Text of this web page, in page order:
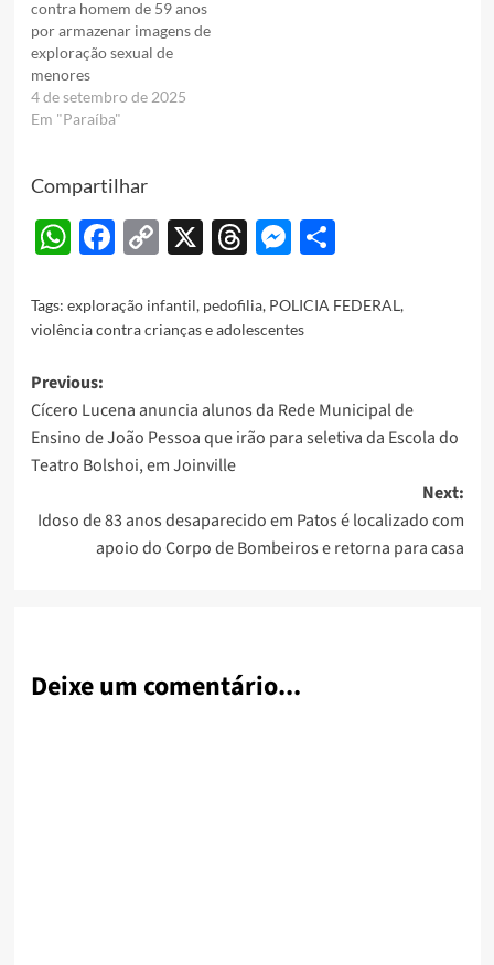
contra homem de 59 anos
por armazenar imagens de
exploração sexual de
menores
4 de setembro de 2025
Em "Paraíba"
Compartilhar
WhatsApp
Facebook
Copy
X Threads
Messenger
Share
Tags: exploração infantil, pedofilia, POLICIA FEDERAL,
violência contra crianças e adolescentes
Post
navigation
Previous:
Cícero Lucena anuncia alunos da Rede Municipal de
Ensino de João Pessoa que irão para seletiva da Escola do
Teatro Bolshoi, em Joinville
Next:
Idoso de 83 anos desaparecido em Patos é localizado com
apoio do Corpo de Bombeiros e retorna para casa
Deixe um comentário...